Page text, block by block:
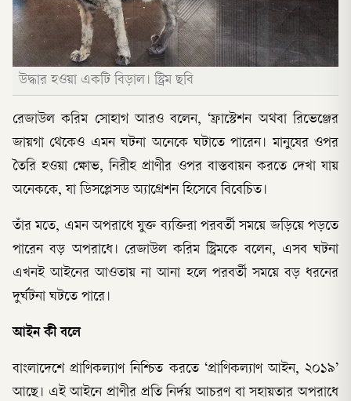
উদ্ধার হওয়া একটি বিড়াল। স্ট্রিম ছবি
রেজাউল করিম সোহাগ আরও বলেন, ‘ফ্রাস্টেশন অথবা রিভেঞ্জের
জায়গা থেকেও এমন ঘটনা অনেকে ঘটাতে পারেন। মানুষের ওপর
তৈরি হওয়া ক্ষোভ, নিরীহ প্রাণীর ওপর বাস্তবায়ন করতে দেখা যায়
অনেককে, যা ডিসপ্লেসড অ্যাগ্রেশন হিসেবে বিবেচিত।
তাঁর মতে, এমন অপরাধে যুক্ত ব্যক্তিরা পরবর্তী সময়ে জড়িয়ে পড়তে
পারেন বড় অপরাধে। রেজাউল করিম স্ট্রিমকে বলেন, এসব ঘটনা
এখনই আইনের আওতায় না আনা হলে পরবর্তী সময়ে বড় ধরনের
দুর্ঘটনা ঘটতে পারে।
আইন কী বলে
বাংলাদেশে প্রাণিকল্যাণ নিশ্চিত করতে ‘প্রাণিকল্যাণ আইন, ২০১৯’
আছে। এই আইনে প্রাণীর প্রতি নির্দয় আচরণ বা সহায়তার অপরাধে